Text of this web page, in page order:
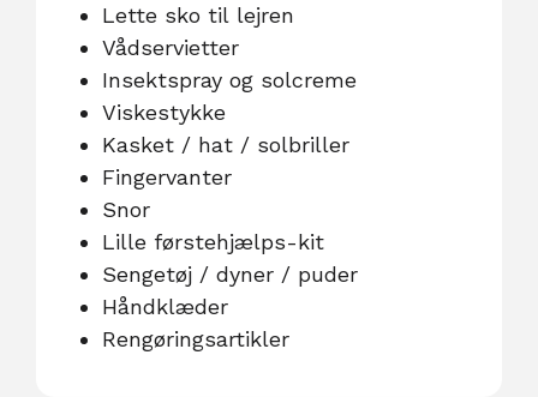
Lette sko til lejren
Vådservietter
Insektspray og solcreme
Viskestykke
Kasket / hat / solbriller
Fingervanter
Snor
Lille førstehjælps-kit
Sengetøj / dyner / puder
Håndklæder
Rengøringsartikler